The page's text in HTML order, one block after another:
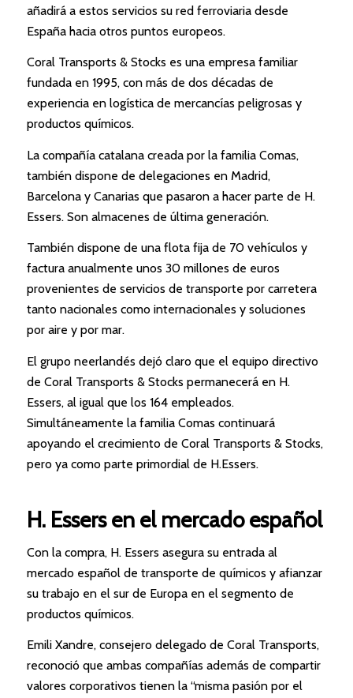
añadirá a estos servicios su red ferroviaria desde
España hacia otros puntos europeos.
Coral Transports & Stocks es una empresa familiar
fundada en 1995, con más de dos décadas de
experiencia en logística de mercancías peligrosas y
productos químicos.
La compañía catalana creada por la familia Comas,
también dispone de delegaciones en Madrid,
Barcelona y Canarias que pasaron a hacer parte de H.
Essers. Son almacenes de última generación.
También dispone de una flota fija de 70 vehículos y
factura anualmente unos 30 millones de euros
provenientes de servicios de transporte por carretera
tanto nacionales como internacionales y soluciones
por aire y por mar.
El grupo neerlandés dejó claro que el equipo directivo
de Coral Transports & Stocks permanecerá en H.
Essers, al igual que los 164 empleados.
Simultáneamente la familia Comas continuará
apoyando el crecimiento de Coral Transports & Stocks,
pero ya como parte primordial de H.Essers.
H. Essers en el mercado español
Con la compra, H. Essers asegura su entrada al
mercado español de transporte de químicos y afianzar
su trabajo en el sur de Europa en el segmento de
productos químicos.
Emili Xandre, consejero delegado de Coral Transports,
reconoció que ambas compañías además de compartir
valores corporativos tienen la “misma pasión por el